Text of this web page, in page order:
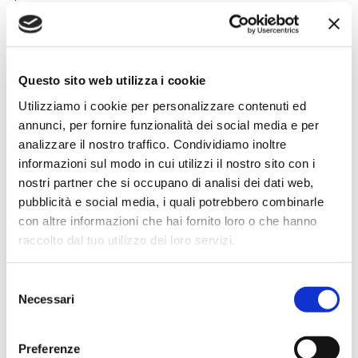
Questo sito web utilizza i cookie
Utilizziamo i cookie per personalizzare contenuti ed
annunci, per fornire funzionalità dei social media e per
analizzare il nostro traffico. Condividiamo inoltre
informazioni sul modo in cui utilizzi il nostro sito con i
nostri partner che si occupano di analisi dei dati web,
pubblicità e social media, i quali potrebbero combinarle
con altre informazioni che hai fornito loro o che hanno
raccolto dal tuo utilizzo dei loro servizi.
delNecessari
Preferenze
un mese fa
Ottima esperienza d’acquisto. Comunicazione
puntuale e cordiale, spedizione rapida e prodotti
effettivamente disponibili come indicato sul sito, senza
sorprese o ritardi. Servizio affidabile e professionale.
Negozio assolutamente consigliato, acqui..
Ciro Pio Donnarumma